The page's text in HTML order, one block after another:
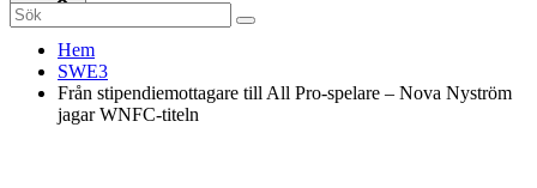
Search
for:
Hem
SWE3
Från stipendiemottagare till All Pro-spelare – Nova Nyström
jagar WNFC-titeln